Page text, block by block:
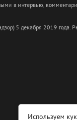
в интервью,
5 декабря 2019
Используем